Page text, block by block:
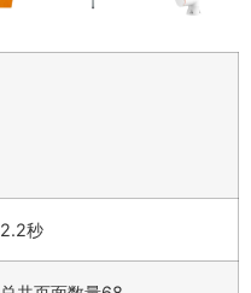
2.2秒